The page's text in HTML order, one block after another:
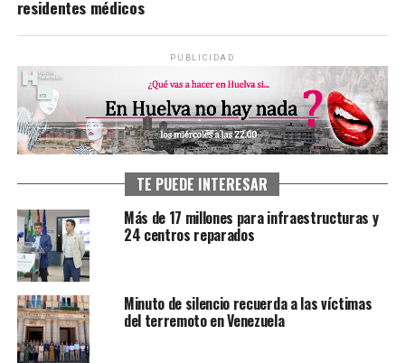
residentes médicos
PUBLICIDAD
TE PUEDE INTERESAR
Más de 17 millones para infraestructuras y
24 centros reparados
Minuto de silencio recuerda a las víctimas
del terremoto en Venezuela